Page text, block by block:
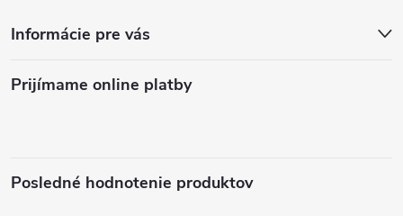
Informácie pre vás
Prijímame online platby
Posledné hodnotenie produktov